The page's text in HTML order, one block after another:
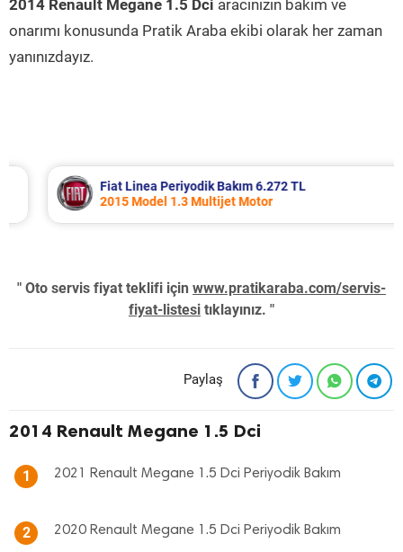
2014 Renault Megane 1.5 Dci aracınızın bakım ve
onarımı konusunda Pratik Araba ekibi olarak her zaman
yanınızdayız.
Fiat Linea Periyodik Bakım 6.272 TL
2015 Model 1.3 Multijet Motor
" Oto servis fiyat teklifi için www.pratikaraba.com/servis-
fiyat-listesi tıklayınız. "
Paylaş
2014 Renault Megane 1.5 Dci
1 2021 Renault Megane 1.5 Dci Periyodik Bakım
2 2020 Renault Megane 1.5 Dci Periyodik Bakım